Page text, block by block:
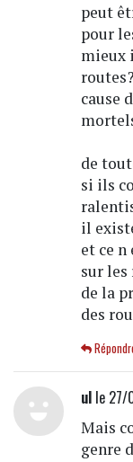
peut
pour
mieux
cause
de
si ils
il
et ce
sur
de la
des
ulle 27/
Mais
genre